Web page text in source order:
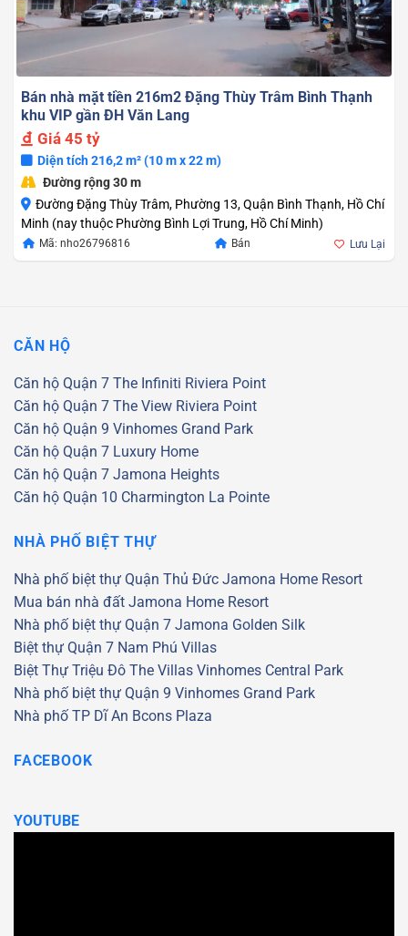
Bán nhà mặt tiền 216m2 Đặng Thùy Trâm Bình Thạnh
khu VIP gần ĐH Văn Lang
Giá 45 tỷ
Diện tích 216,2 m² (10 m x 22 m)
Đường rộng 30 m
Đường Đặng Thùy Trâm, Phường 13, Quận Bình Thạnh, Hồ Chí
Minh (nay thuộc Phường Bình Lợi Trung, Hồ Chí Minh)
Mã: nho26796816 Bán Lưu Lại
CĂN HỘ
Căn hộ Quận 7 The Infiniti Riviera Point
Căn hộ Quận 7 The View Riviera Point
Căn hộ Quận 9 Vinhomes Grand Park
Căn hộ Quận 7 Luxury Home
Căn hộ Quận 7 Jamona Heights
Căn hộ Quận 10 Charmington La Pointe
NHÀ PHỐ BIỆT THỰ
Nhà phố biệt thự Quận Thủ Đức Jamona Home Resort
Mua bán nhà đất Jamona Home Resort
Nhà phố biệt thự Quận 7 Jamona Golden Silk
Biệt thự Quận 7 Nam Phú Villas
Biệt Thự Triệu Đô The Villas Vinhomes Central Park
Nhà phố biệt thự Quận 9 Vinhomes Grand Park
Nhà phố TP Dĩ An Bcons Plaza
FACEBOOK
YOUTUBE